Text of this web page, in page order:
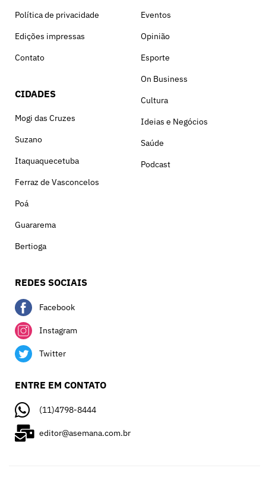
Política de privacidade
Edições impressas
Contato
CIDADES
Mogi das Cruzes
Suzano
Itaquaquecetuba
Ferraz de Vasconcelos
Poá
Guararema
Bertioga
Eventos
Opinião
Esporte
On Business
Cultura
Ideias e Negócios
Saúde
Podcast
REDES SOCIAIS
Facebook
Instagram
Twitter
ENTRE EM CONTATO
(11)4798-8444
editor@asemana.com.br